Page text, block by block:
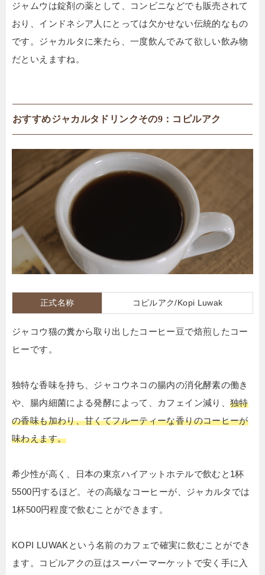
ジャムウは錠剤の薬として、コンビニなどでも販売されて
おり、インドネシア人にとっては欠かせない伝統的なもの
です。ジャカルタに来たら、一度飲んでみて欲しい飲み物
だといえますね。
おすすめジャカルタドリンクその9：コピルアク
正式名称 コピルアク/Kopi Luwak
ジャコウ猫の糞から取り出したコーヒー豆で焙煎したコー
ヒーです。
独特な香味を持ち、ジャコウネコの腸内の消化酵素の働き
や、腸内細菌による発酵によって、カフェイン減り、 独特
の香味も加わり、甘くてフルーティーな香りのコーヒーが
味わえます。
希少性が高く、日本の東京ハイアットホテルで飲むと1杯
5500円するほど。その高級なコーヒーが、ジャカルタでは
1杯500円程度で飲むことができます。
KOPI LUWAKという名前のカフェで確実に飲むことができ
ます。コピルアクの豆はスーパーマーケットで安く手に入